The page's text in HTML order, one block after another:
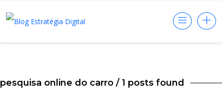
pesquisa online do carro / 1 posts found